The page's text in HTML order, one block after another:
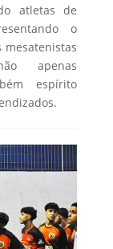
atletas de
o
mesatenistas
apenas
espírito